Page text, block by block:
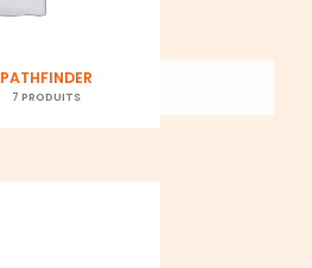
PATHFINDER
7 PRODUITS